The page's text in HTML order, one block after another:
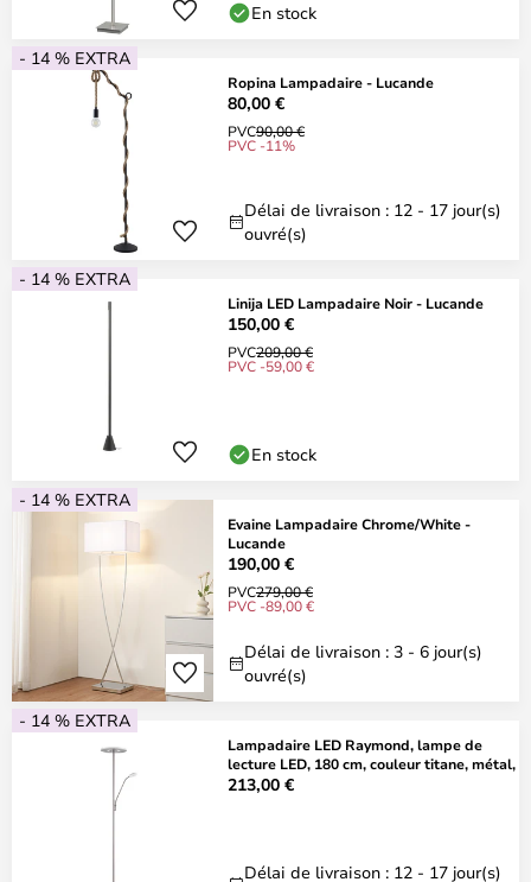
En stock
- 14 % EXTRA
Ropina Lampadaire - Lucande
80,00 €
PVC90,00 €
PVC -11%
Délai de livraison : 12 - 17 jour(s)
ouvré(s)
- 14 % EXTRA
Linija LED Lampadaire Noir - Lucande
150,00 €
PVC209,00 €
PVC -59,00 €
En stock
- 14 % EXTRA
Evaine Lampadaire Chrome/White -
Lucande
190,00 €
PVC279,00 €
PVC -89,00 €
Délai de livraison : 3 - 6 jour(s)
ouvré(s)
- 14 % EXTRA
Lampadaire LED Raymond, lampe de
lecture LED, 180 cm, couleur titane, métal,
213,00 €
Délai de livraison : 12 - 17 jour(s)